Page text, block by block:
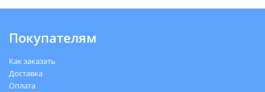
Покупателям
Как заказать
Доставка
Оплата